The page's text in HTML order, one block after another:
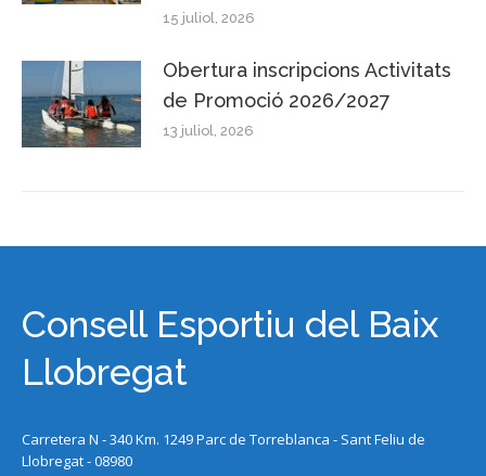
15 juliol, 2026
Obertura inscripcions Activitats
de Promoció 2026/2027
13 juliol, 2026
Consell Esportiu del Baix
Llobregat
Carretera N - 340 Km. 1249 Parc de Torreblanca - Sant Feliu de
Llobregat - 08980